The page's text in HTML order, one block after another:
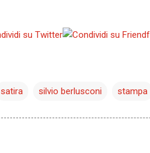
satira silvio berlusconi stampa